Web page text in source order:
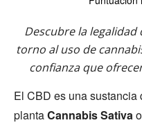
Descubre la legalidad
torno al uso de
confianza que
El CBD es una
plantaCannabis Sativa o